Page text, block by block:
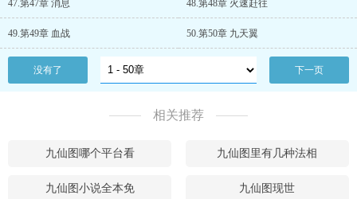
47.第47章 消息 48.第48章 火速赶往
49.第49章 血战 50.第50章 九天翼
没有了 下一页
相关推荐
九仙图哪个平台看 九仙图里有几种法相
九仙图小说全本免 九仙图现世